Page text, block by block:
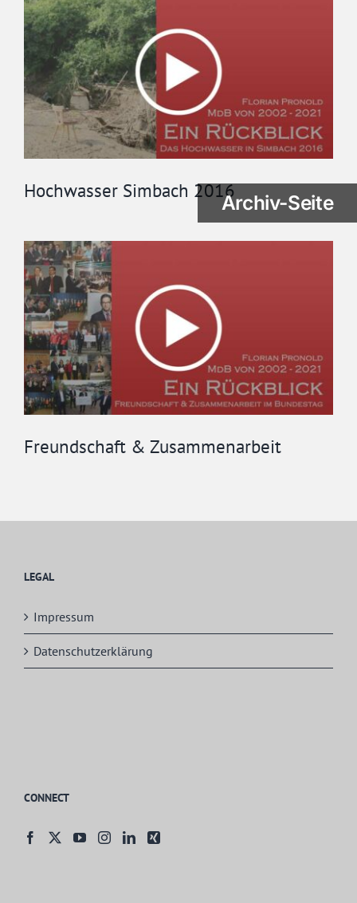
Hochwasser Simbach 2016
Freundschaft & Zusammenarbeit
LEGAL
Impressum
Datenschutzerklärung
CONNECT
Archiv-Seite